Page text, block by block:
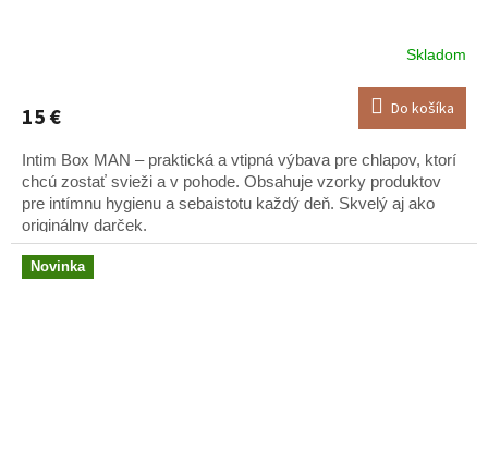
Skladom
15 € Do košíka
Intim Box MAN – praktická a vtipná výbava pre chlapov, ktorí
chcú zostať svieži a v pohode. Obsahuje vzorky produktov
pre intímnu hygienu a sebaistotu každý deň. Skvelý aj ako
originálny darček.
Novinka